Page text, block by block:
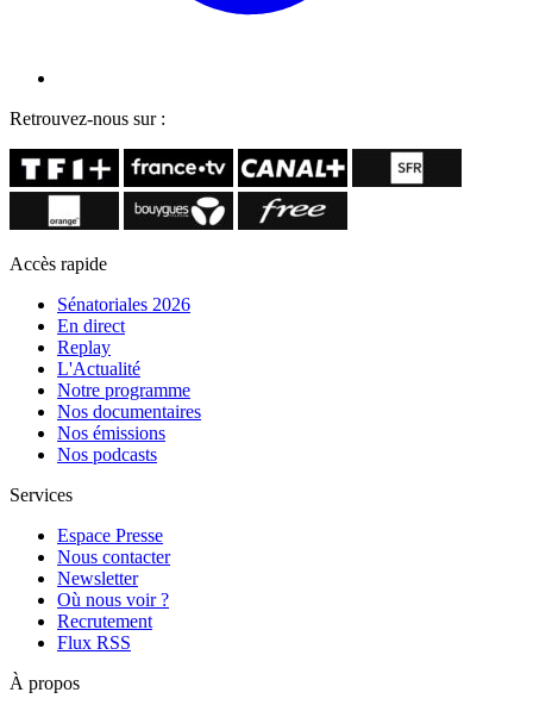
Retrouvez-nous sur :
Accès rapide
Sénatoriales 2026
En direct
Replay
L'Actualité
Notre programme
Nos documentaires
Nos émissions
Nos podcasts
Services
Espace Presse
Nous contacter
Newsletter
Où nous voir ?
Recrutement
Flux RSS
À propos